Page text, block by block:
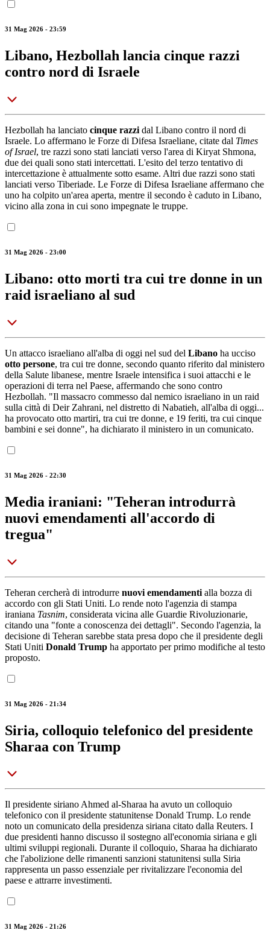
31 Mag 2026 - 23:59
Libano, Hezbollah lancia cinque razzi
contro nord di Israele
Hezbollah ha lanciato cinque razzi dal Libano contro il nord di
Israele. Lo affermano le Forze di Difesa Israeliane, citate dal Times
of Israel, tre razzi sono stati lanciati verso l'area di Kiryat Shmona,
due dei quali sono stati intercettati. L'esito del terzo tentativo di
intercettazione è attualmente sotto esame. Altri due razzi sono stati
lanciati verso Tiberiade. Le Forze di Difesa Israeliane affermano che
uno ha colpito un'area aperta, mentre il secondo è caduto in Libano,
vicino alla zona in cui sono impegnate le truppe.
31 Mag 2026 - 23:00
Libano: otto morti tra cui tre donne in un
raid israeliano al sud
Un attacco israeliano all'alba di oggi nel sud del Libano ha ucciso
otto persone, tra cui tre donne, secondo quanto riferito dal ministero
della Salute libanese, mentre Israele intensifica i suoi attacchi e le
operazioni di terra nel Paese, affermando che sono contro
Hezbollah. "Il massacro commesso dal nemico israeliano in un raid
sulla città di Deir Zahrani, nel distretto di Nabatieh, all'alba di oggi...
ha provocato otto martiri, tra cui tre donne, e 19 feriti, tra cui cinque
bambini e sei donne", ha dichiarato il ministero in un comunicato.
31 Mag 2026 - 22:30
Media iraniani: "Teheran introdurrà
nuovi emendamenti all'accordo di
tregua"
Teheran cercherà di introdurre nuovi emendamenti alla bozza di
accordo con gli Stati Uniti. Lo rende noto l'agenzia di stampa
iraniana Tasnim, considerata vicina alle Guardie Rivoluzionarie,
citando una "fonte a conoscenza dei dettagli". Secondo l'agenzia, la
decisione di Teheran sarebbe stata presa dopo che il presidente degli
Stati Uniti Donald Trump ha apportato per primo modifiche al testo
proposto.
31 Mag 2026 - 21:34
Siria, colloquio telefonico del presidente
Sharaa con Trump
Il presidente siriano Ahmed al-Sharaa ha avuto un colloquio
telefonico con il presidente statunitense Donald Trump. Lo rende
noto un comunicato della presidenza siriana citato dalla Reuters. I
due presidenti hanno discusso il sostegno all'economia siriana e gli
ultimi sviluppi regionali. Durante il colloquio, Sharaa ha dichiarato
che l'abolizione delle rimanenti sanzioni statunitensi sulla Siria
rappresenta un passo essenziale per rivitalizzare l'economia del
paese e attrarre investimenti.
31 Mag 2026 - 21:26